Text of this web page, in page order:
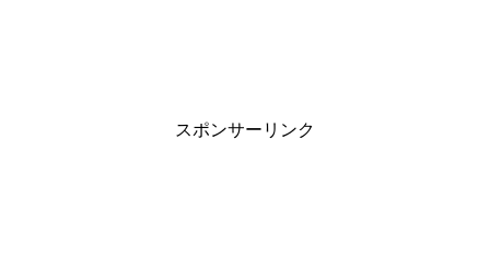
スポンサーリンク